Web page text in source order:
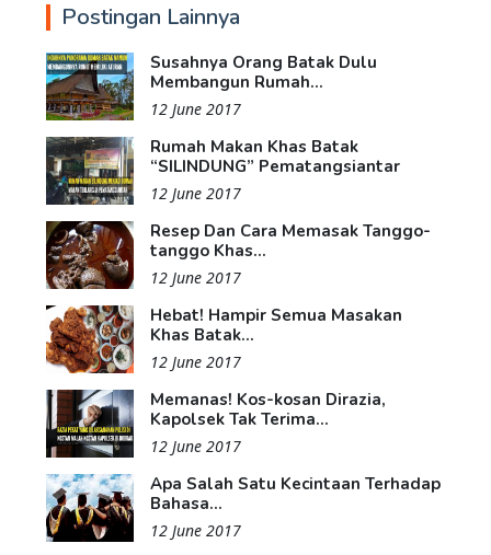
Postingan Lainnya
Susahnya Orang Batak Dulu
Membangun Rumah...
12 June 2017
Rumah Makan Khas Batak
“SILINDUNG” Pematangsiantar
12 June 2017
Resep Dan Cara Memasak Tanggo-
tanggo Khas...
12 June 2017
Hebat! Hampir Semua Masakan
Khas Batak...
12 June 2017
Memanas! Kos-kosan Dirazia,
Kapolsek Tak Terima...
12 June 2017
Apa Salah Satu Kecintaan Terhadap
Bahasa...
12 June 2017